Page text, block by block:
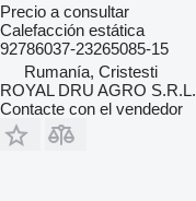
Precio a consultar
Calefacción estática
92786037-23265085-15
Rumanía, Cristesti
ROYAL DRU AGRO S.R.L.
Contacte con el vendedor